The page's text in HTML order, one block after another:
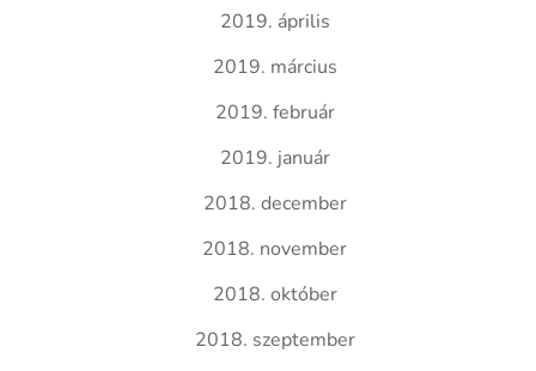
2019. április
2019. március
2019. február
2019. január
2018. december
2018. november
2018. október
2018. szeptember